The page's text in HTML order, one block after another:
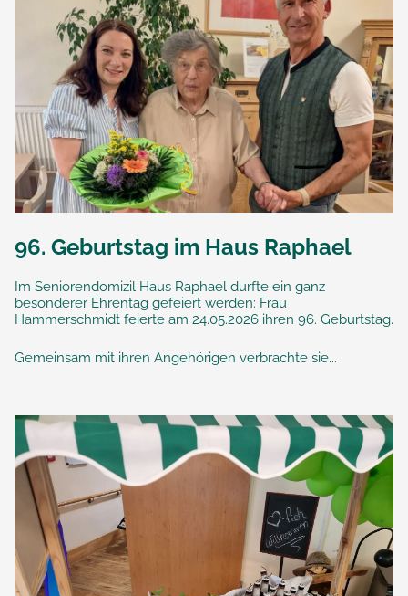
96. Geburtstag im Haus Raphael
Im Seniorendomizil Haus Raphael durfte ein ganz
besonderer Ehrentag gefeiert werden: Frau
Hammerschmidt feierte am 24.05.2026 ihren 96. Geburtstag.
Gemeinsam mit ihren Angehörigen verbrachte sie...